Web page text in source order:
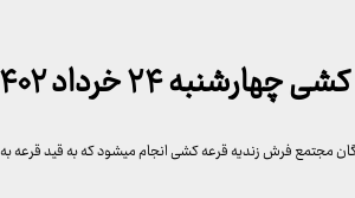
۲۴ خرداد ۱۴۰۲
قرعه کشی انجام میشود که به قید قرعه به ۳ نفر از بازدیدکنندگان خوش شانس ما تابلو فرش هدیه داده میشود